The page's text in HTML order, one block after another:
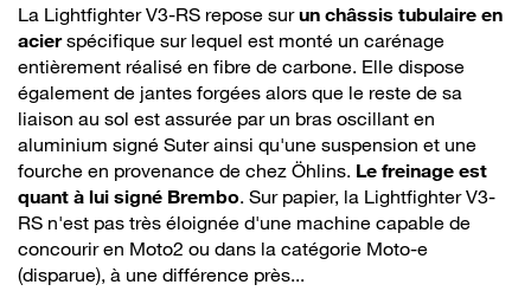
La Lightfighter V3-RS repose surun châssis tubulaire en
acierspécifique sur lequel est monté un carénage
entièrement réalisé en fibre de carbone. Elle dispose
également de jantes forgées alors que le reste de sa
liaison au sol est assurée par un bras oscillant en
aluminium signé Suter ainsi qu'une suspension et une
fourche en provenance de chez Öhlins. Le freinage est
quant à lui signé Brembo. Sur papier, la Lightfighter V3-
RS n'est pas très éloignée d'une machine capable de
concourir en Moto2 ou dans la catégorie Moto-e
(disparue), à une différence près...